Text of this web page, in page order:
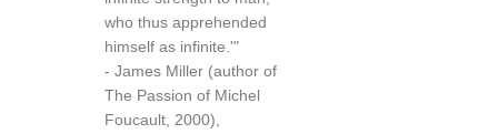
who thus apprehended
himself as infinite.'"
- James Miller (author of
The Passion of Michel
Foucault, 2000),